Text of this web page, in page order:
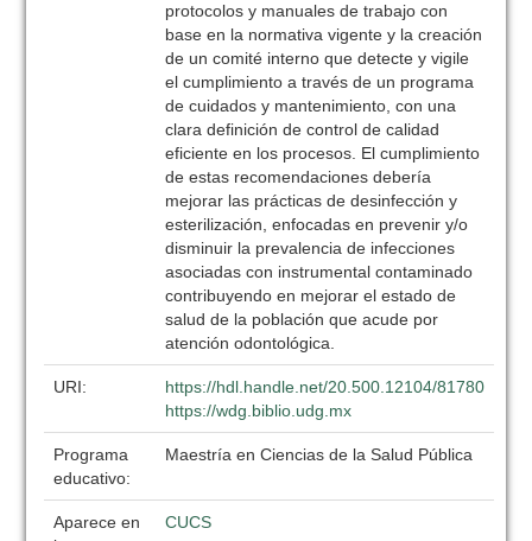
protocolos y manuales de trabajo con
base en la normativa vigente y la creación
de un comité interno que detecte y vigile
el cumplimiento a través de un programa
de cuidados y mantenimiento, con una
clara definición de control de calidad
eficiente en los procesos. El cumplimiento
de estas recomendaciones debería
mejorar las prácticas de desinfección y
esterilización, enfocadas en prevenir y/o
disminuir la prevalencia de infecciones
asociadas con instrumental contaminado
contribuyendo en mejorar el estado de
salud de la población que acude por
atención odontológica.
URI:
https://hdl.handle.net/20.500.12104/81780
https://wdg.biblio.udg.mx
Programa
educativo:
Maestría en Ciencias de la Salud Pública
Aparece en
CUCS